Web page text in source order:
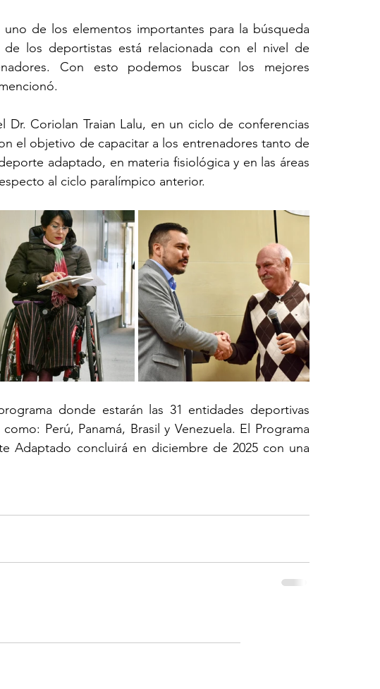
de los elementos importantes para la búsqueda
los deportistas está relacionada con el nivel de
Con esto podemos buscar los mejores
Dr. Coriolan Traian Lalu, en un ciclo de conferencias
el objetivo de capacitar a los entrenadores tanto de
adaptado, en materia fisiológica y en las áreas
al ciclo paralímpico anterior.
donde estarán las 31 entidades deportivas
Perú, Panamá, Brasil y Venezuela. El Programa
Adaptado concluirá en diciembre de 2025 con una